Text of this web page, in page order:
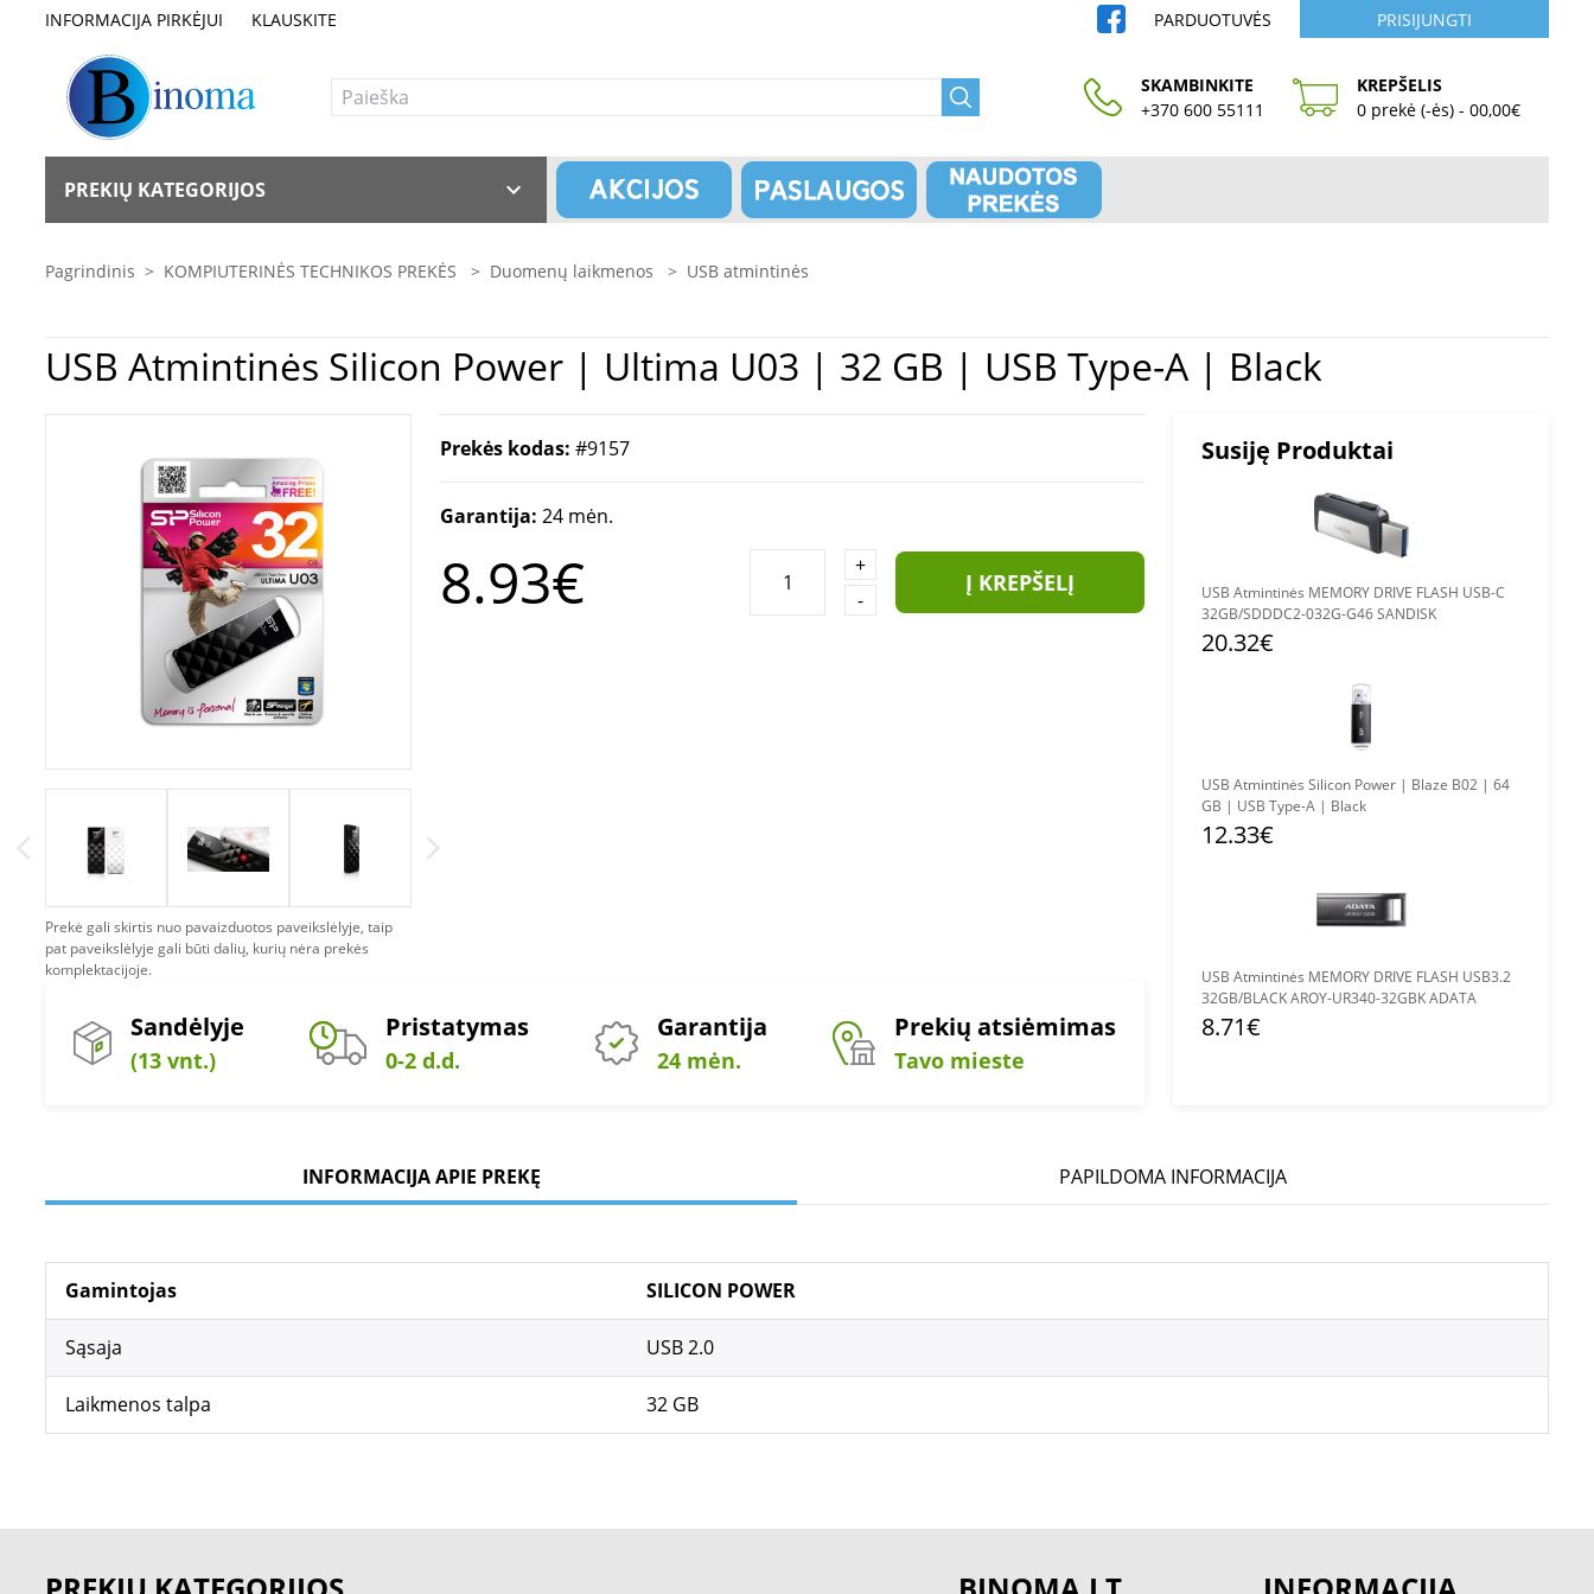
INFORMACIJA PIRKĖJUI KLAUSKITE PARDUOTUVĖS PRISIJUNGTI
SKAMBINKITE
+370 600 55111
KREPŠELIS
0 prekė (-ės) - 00,00€
PREKIŲ KATEGORIJOS
Pagrindinis > KOMPIUTERINĖS TECHNIKOS PREKĖS > Duomenų laikmenos > USB atmintinės
USB Atmintinės Silicon Power | Ultima U03 | 32 GB | USB Type-A | Black
Prekė gali skirtis nuo pavaizduotos paveikslėlyje, taip
pat paveikslėlyje gali būti dalių, kurių nėra prekės
komplektacijoje.
Prekės kodas: #9157
Garantija: 24 mėn.
8.93€
+
-
Į KREPŠELĮ
Sandėlyje
(13 vnt.)
Pristatymas
0-2 d.d.
Garantija
24 mėn.
Prekių atsiėmimas
Tavo mieste
Susiję Produktai
USB Atmintinės MEMORY DRIVE FLASH USB-C
32GB/SDDDC2-032G-G46 SANDISK
20.32€
USB Atmintinės Silicon Power | Blaze B02 | 64
GB | USB Type-A | Black
12.33€
USB Atmintinės MEMORY DRIVE FLASH USB3.2
32GB/BLACK AROY-UR340-32GBK ADATA
8.71€
INFORMACIJA APIE PREKĘ PAPILDOMA INFORMACIJA
Gamintojas SILICON POWER
Sąsaja USB 2.0
Laikmenos talpa 32 GB